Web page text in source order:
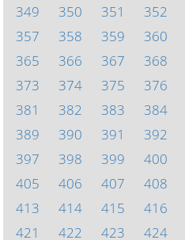
349
350 351 352
357
358 359 360
365
366 367 368
373
374 375 376
381
382 383 384
389
390 391 392
397
398 399 400
405
406 407 408
413
414 415 416
421
422 423 424